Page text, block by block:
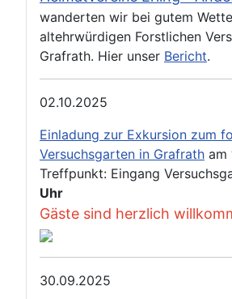
wanderten wir bei gutem
altehrwürdigen Forstlichen
Grafrath. Hier unser Bericht.
02.10.2025
Einladung zur Exkursion zum
Versuchsgarten in Grafrath am
Treffpunkt: Eingang
Uhr
Gäste sind herzlich
30.09.2025